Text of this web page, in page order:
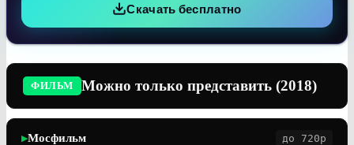
Скачать бесплатно
ФИЛЬМ Можно только представить (2018)
▶Мосфильм до 720p